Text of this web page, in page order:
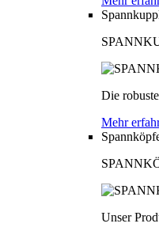
Die
Mehr
Unser